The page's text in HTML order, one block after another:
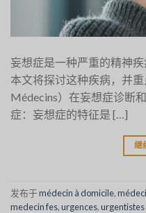
妄想症是一种严重的精神
本文将探讨这种疾病，并
Médecins）在妄想症诊断
症：妄想症的特征是 […]
继
发布于médecin à domicile,
medecin fes,urgences,urgentistes